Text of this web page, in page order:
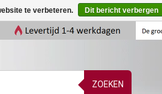
ZOEKEN
te verbeteren. Dit bericht verbergen